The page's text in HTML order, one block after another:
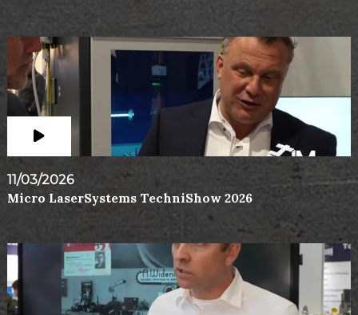
11/03/2026
Micro LaserSystems TechniShow 2026